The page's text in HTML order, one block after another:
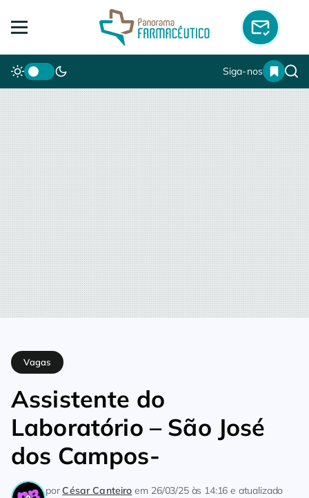
Siga-nos
Home Vagas
Vagas
Assistente do
Laboratório – São José
dos Campos-
porCésar Canteiro em 26/03/25 às 14:16e atualizado